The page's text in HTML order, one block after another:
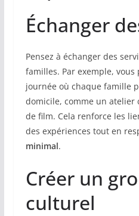
Échanger
Pensez à échanger des
familles. Par exemple,
journée où chaque famille
domicile, comme un
de film. Cela renforce les
des expériences tout en
minimal.
Créer un
culturel